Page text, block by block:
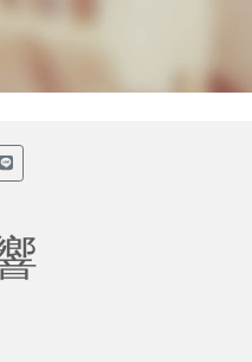
(另開新視窗)
分享(另開新視窗)
Line分享(另開新視窗)